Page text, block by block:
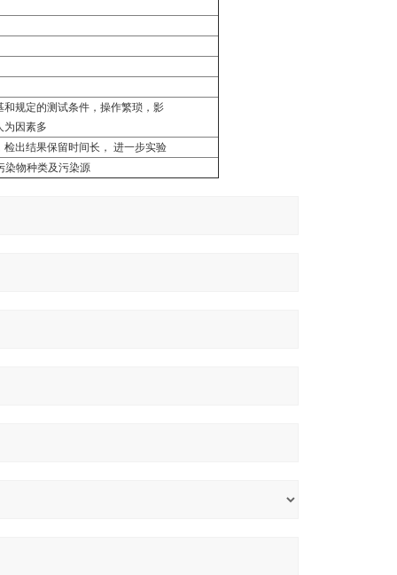
和规定的测试条件，操作繁琐，影
为因素多
检出结果保留时间长， 进一步实验
染物种类及污染源